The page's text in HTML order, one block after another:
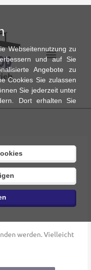
werden. Vielleicht
Webseitennutzung zu
und auf Sie
Angebote zu
Cookies Sie zulassen
Sie jederzeit unter
Dort erhalten Sie